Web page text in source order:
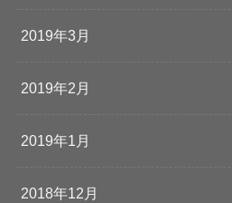
2019年3月
2019年2月
2019年1月
2018年12月